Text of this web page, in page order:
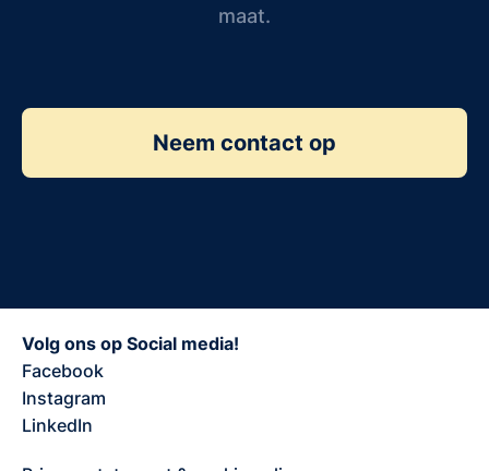
maat.
Neem contact op
Volg ons op Social media!
Facebook
Instagram
LinkedIn